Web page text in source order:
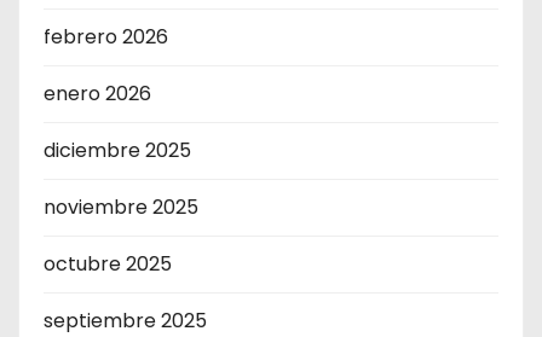
febrero 2026
enero 2026
diciembre 2025
noviembre 2025
octubre 2025
septiembre 2025